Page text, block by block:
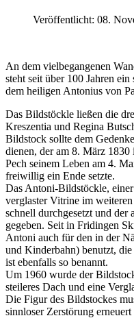
Veröffentlicht: 08.
An dem vielbegangenen
steht seit über 100 Jahren
dem heiligen Antonius von
Das Bildstöckle ließen die
Kreszentia und Regina
Bildstock sollte dem
dienen, der am 8. März
Pech seinem Leben am 4.
freiwillig ein Ende setzte.
Das Antoni-Bildstöckle,
verglaster Vitrine im
schnell durchgesetzt und der
gegeben. Seit in Fridingen
Antoni auch für den in der
und Kinderbahn) benutzt,
ist ebenfalls so benannt.
Um 1960 wurde der
steileres Dach und eine
Die Figur des Bildstockes
sinnloser Zerstörung erneuert